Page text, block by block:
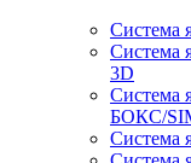
Система
3D
БОКС/